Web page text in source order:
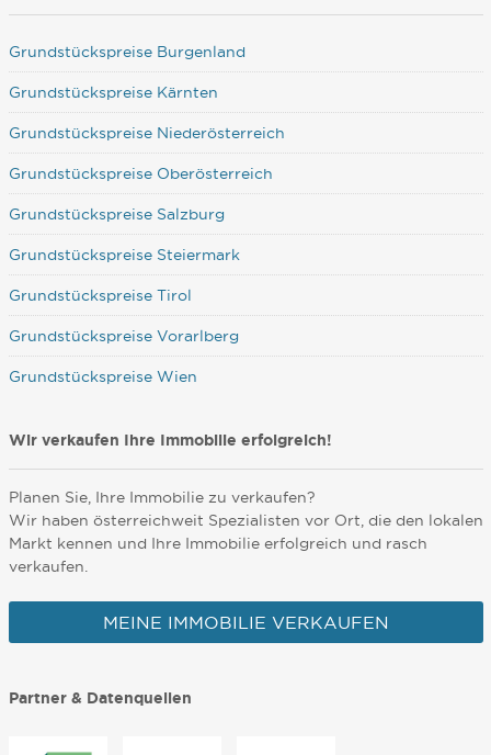
Grundstückspreise Burgenland
Grundstückspreise Kärnten
Grundstückspreise Niederösterreich
Grundstückspreise Oberösterreich
Grundstückspreise Salzburg
Grundstückspreise Steiermark
Grundstückspreise Tirol
Grundstückspreise Vorarlberg
Grundstückspreise Wien
Wir verkaufen Ihre Immobilie erfolgreich!
Planen Sie, Ihre Immobilie zu verkaufen?
Wir haben österreichweit Spezialisten vor Ort, die den lokalen
Markt kennen und Ihre Immobilie erfolgreich und rasch
verkaufen.
MEINE IMMOBILIE VERKAUFEN
Partner & Datenquellen